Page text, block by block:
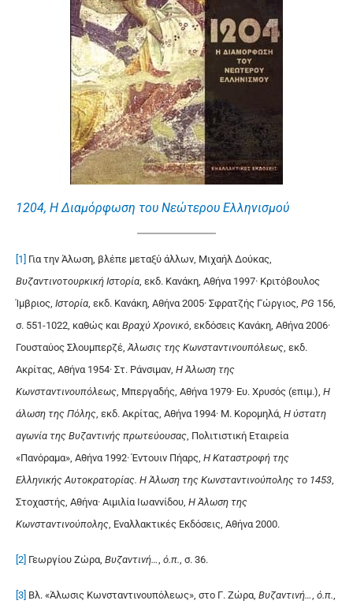
1204, Η Διαμόρφωση του Νεώτερου Ελληνισμού
[1] Για την Άλωση, βλέπε μεταξύ άλλων, Μιχαήλ Δούκας,
Βυζαντινοτουρκική Ιστορία , εκδ. Κανάκη, Αθήνα 1997· Κριτόβουλος
Ίμβριος, Ιστορία , εκδ. Κανάκη, Αθήνα 2005· Σφρατζής Γώργιος, PG 156,
σ. 551-1022, καθώς και Βραχύ Χρονικό , εκδόσεις Κανάκη, Αθήνα 2006·
Γουσταύος Σλουμπερζέ, Άλωσις της Κωνσταντινουπόλεως , εκδ.
Ακρίτας, Αθήνα 1954· Στ. Ράνσιμαν, Η Άλωση της
Κωνσταντινουπόλεως , Μπεργαδής, Αθήνα 1979· Ευ. Χρυσός (επιμ.), Η
άλωση της Πόλης , εκδ. Ακρίτας, Αθήνα 1994· Μ. Κορομηλά, Η ύστατη
αγωνία της Βυζαντινής πρωτεύουσας , Πολιτιστική Εταιρεία
«Πανόραμα», Αθήνα 1992· Έντουιν Πήαρς, Η Καταστροφή της
Ελληνικής Αυτοκρατορίας. Η Άλωση της Κωνσταντινούπολης το 1453
Στοχαστής, Αθήνα· Αιμιλία Ιωαννίδου, Η Άλωση της
Κωνσταντινούπολης , Εναλλακτικές Εκδόσεις, Αθήνα 2000.
[2] Γεωργίου Ζώρα, Βυζαντινή… ό.π. , σ. 36.
[3] Βλ. «Άλωσις Κωνσταντινουπόλεως», στο Γ. Ζώρα, Βυζαντινή… ό.π.